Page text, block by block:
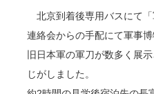
北京到着後専用バスにて
連絡会からの手配にて軍事
旧日本軍の軍刀が数多く展
じがしました。